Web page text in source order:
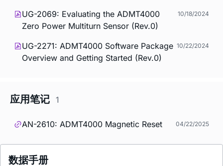
UG-2069: Evaluating the ADMT4000
Zero Power Multiturn Sensor (Rev.0)
10/18/2024
UG-2271: ADMT4000 Software Package
Overview and Getting Started (Rev.0)
10/22/2024
应用笔记 1
AN-2610: ADMT4000 Magnetic Reset 04/22/2025
数据手册